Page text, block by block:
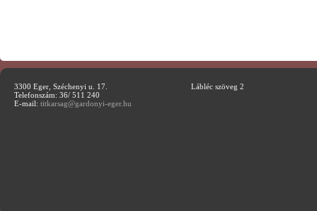
3300 Eger, Széchenyi u. 17.
Telefonszám: 36/ 511 240
E-mail: titkarsag@gardonyi-eger.hu
Lábléc szöveg 2